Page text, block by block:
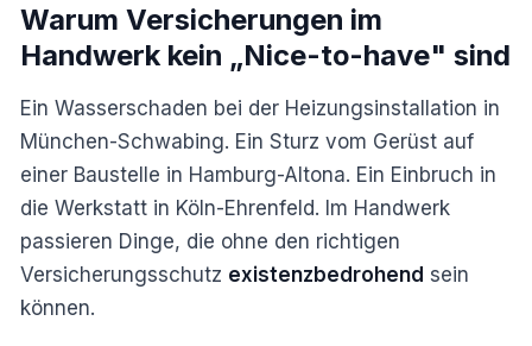
Warum Versicherungen im
Handwerk kein „Nice-to-have" sind
Ein Wasserschaden bei der Heizungsinstallation in
München-Schwabing. Ein Sturz vom Gerüst auf
einer Baustelle in Hamburg-Altona. Ein Einbruch in
die Werkstatt in Köln-Ehrenfeld. Im Handwerk
passieren Dinge, die ohne den richtigen
Versicherungsschutz existenzbedrohend sein
können.